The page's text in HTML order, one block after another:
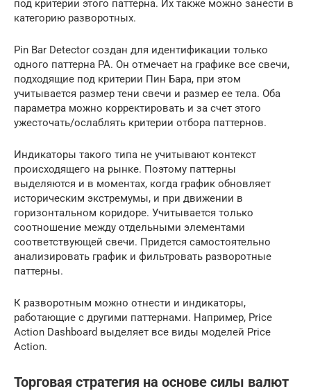
под критерии этого паттерна. Их также можно занести в
категорию разворотных.
Pin Bar Detector создан для идентификации только
одного паттерна РА. Он отмечает на графике все свечи,
подходящие под критерии Пин Бара, при этом
учитывается размер тени свечи и размер ее тела. Оба
параметра можно корректировать и за счет этого
ужесточать/ослаблять критерии отбора паттернов.
Индикаторы такого типа не учитывают контекст
происходящего на рынке. Поэтому паттерны
выделяются и в моментах, когда график обновляет
историческим экстремумы, и при движении в
горизонтальном коридоре. Учитывается только
соотношение между отдельными элементами
соответствующей свечи. Придется самостоятельно
анализировать график и фильтровать разворотные
паттерны.
К разворотным можно отнести и индикаторы,
работающие с другими паттернами. Например, Price
Action Dashboard выделяет все виды моделей Price
Action.
Торговая стратегия на основе силы валют